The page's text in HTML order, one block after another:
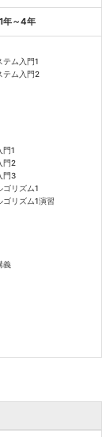
1年～4年
テム入門1
テム入門2
門1
門2
門3
ゴリズム1
ゴリズム1演習
義